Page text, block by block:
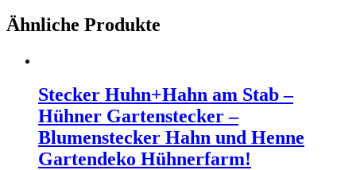
Ähnliche Produkte
Stecker Huhn+Hahn am Stab –
Hühner Gartenstecker –
Blumenstecker Hahn und Henne
Gartendeko Hühnerfarm!